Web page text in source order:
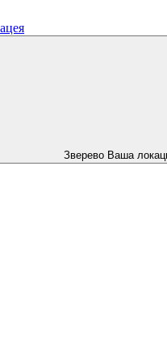
Зверево Ваша